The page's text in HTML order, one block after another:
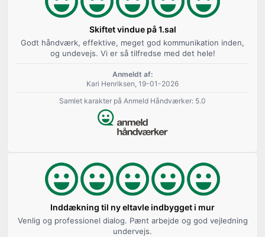
Skiftet vindue på 1.sal
Godt håndværk, effektive, meget god kommunikation inden,
og undevejs. Vi er så tilfredse med det hele!
Anmeldt af:
Kari Henriksen, 19-01-2026
Samlet karakter på Anmeld Håndværker: 5.0
Inddækning til ny eltavle indbygget i mur
Venlig og professionel dialog. Pænt arbejde og god vejledning
undervejs.